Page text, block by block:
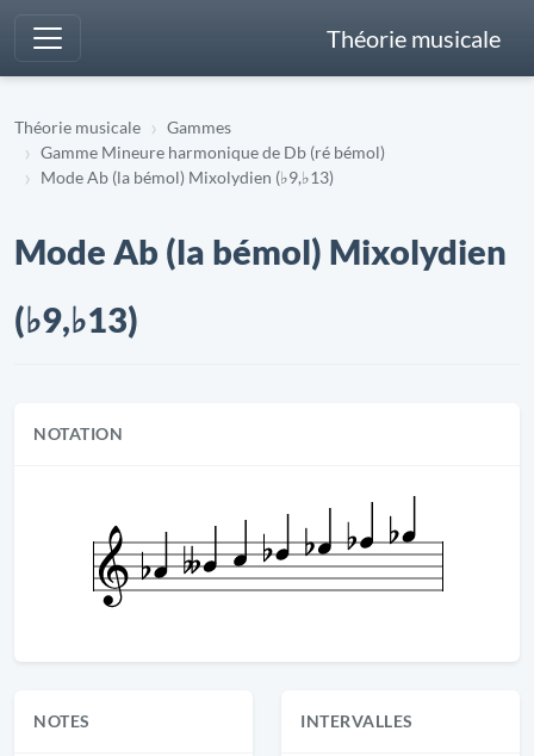
Théorie musicale
Théorie musicale
Gammes
Gamme Mineure harmonique de Db (ré bémol)
Mode Ab (la bémol) Mixolydien (♭9,♭13)
Mode Ab (la bémol) Mixolydien
(♭9,♭13)
NOTATION
NOTES INTERVALLES